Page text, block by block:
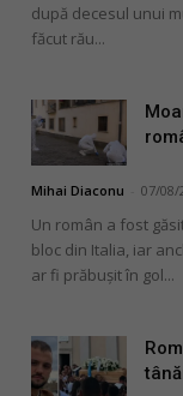
după decesul unui
făcut rău...
Mihai Diaconu 07/08/
Un român a fost
bloc din Italia, iar
ar fi prăbușit în gol...